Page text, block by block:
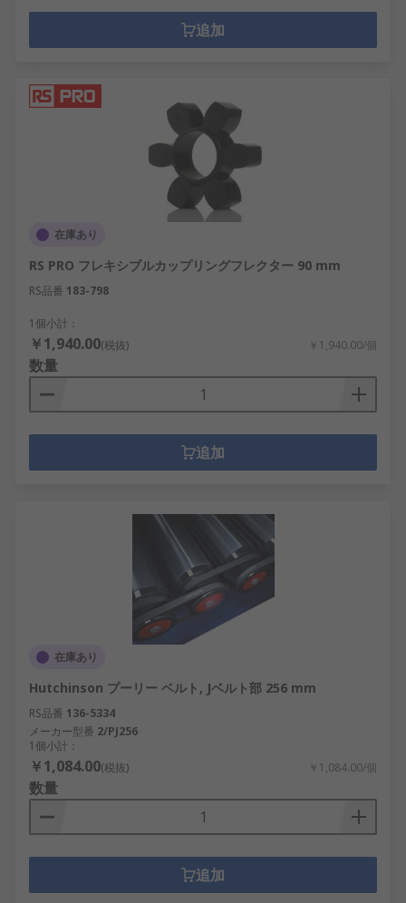
追加
在庫あり
RS PRO フレキシブルカップリングフレクター 90 mm
RS品番 183-798
1個小計：
￥1,940.00(税抜) ￥1,940.00/個
数量
追加
在庫あり
Hutchinson プーリー ベルト, Jベルト部 256 mm
RS品番 136-5334
メーカー型番 2/PJ256
1個小計：
￥1,084.00(税抜) ￥1,084.00/個
数量
追加